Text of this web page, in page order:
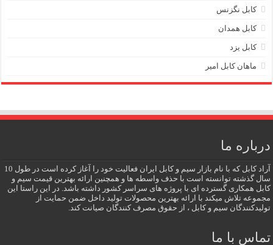
کابل نگزنس
کابل همدان
کابل یزد
ماهان کابل امیر
درباره ما
آراد کابل که با نام بازار سیم و کابل ایران فعالیت خود را آغاز کرده است در طول 10
سال گذشته توانسته است با حذف واسطه ها و همچنین ارائه بهترین قیمت سیم و
کابل همکاری گسترده ای با پروژه های سراسر کشور داشته باشد. در این راستا این
مجموعه تلاش میکند با ارائه بهترین محصولات تولید داخل ضمن حمایت از
تولیدکنندگان سیم و کابل ، از حقوق مصرف کنندگان صیانت کند.
تماس با ما